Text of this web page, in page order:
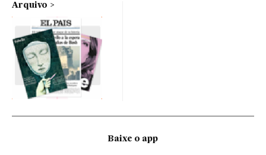
Arquivo
Baixe o app